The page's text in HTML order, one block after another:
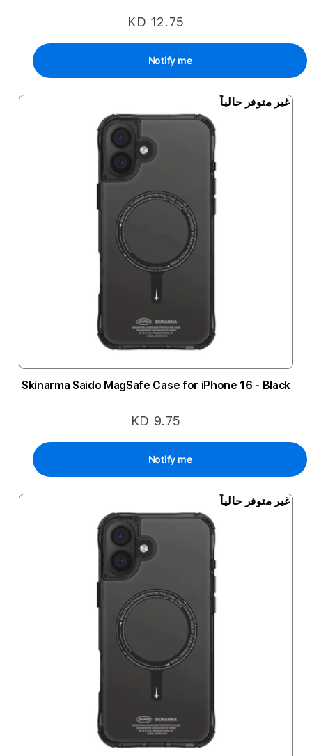
KD 12.75
Notify me
غير متوفر حالياً
Skinarma Saido MagSafe Case for iPhone 16 - Black
KD 9.75
Notify me
غير متوفر حالياً